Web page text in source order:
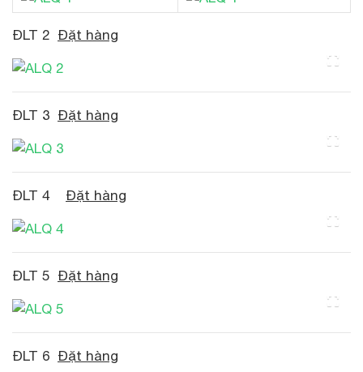
ĐLT 2 Đặt hàng
ĐLT 3 Đặt hàng
ĐLT 4 Đặt hàng
ĐLT 5 Đặt hàng
ĐLT 6 Đặt hàng